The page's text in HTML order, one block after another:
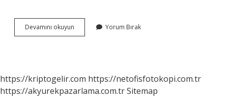
Devamını okuyun
Ne
Yorum Bırak
https://kriptogelir.com https://netofisfotokopi.com.tr
https://akyurekpazarlama.com.trSitemap